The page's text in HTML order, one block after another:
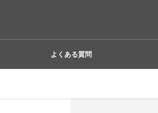
よくある質問